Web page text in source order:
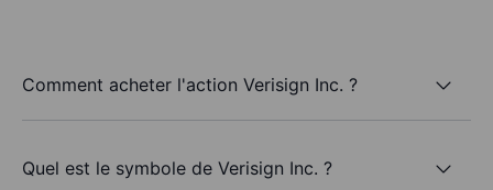
Comment acheter l'action Verisign Inc. ?
Quel est le symbole de Verisign Inc. ?